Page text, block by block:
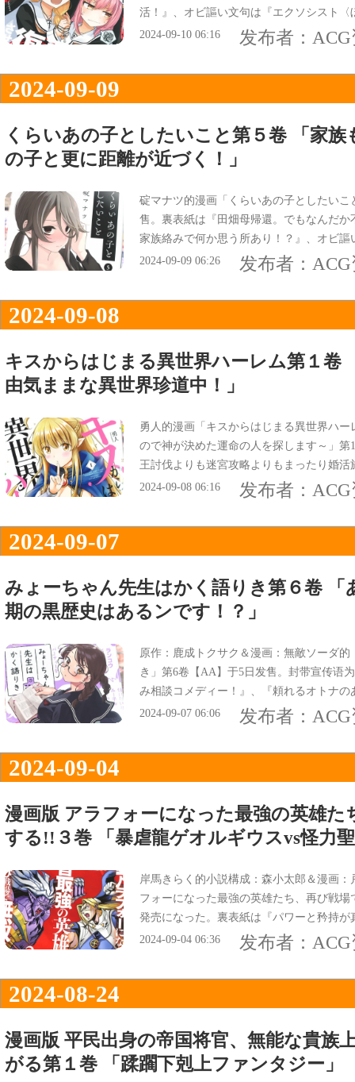
活！』、オビ謳い文句は『エクソシスト
のお友達契約！？』、『悪魔とバレたら即
2024-09-10 06:16 发布者：
2024-09-09
くらいあの子としたいこと第５卷 「家
の子と更に距離が近づく！」
碇マナツ的漫画「くらいあの子としたい
售。裏表紙は『田畑母帰還。でもなんだ
家族絡みで何か思う所あり！？』、オビ
あの子と更に距離が近づく第5巻！』。
2024-09-09 06:26 发布者：
2024-09-08
キスからはじまる異世界ハーレム第１卷
由気ままな異世界珍道中！」
勇人的漫画「キスからはじまる異世界ハ
ので神が決めた運命の人を探します～」
王討伐よりも迷宮攻略よりもまったり婚
探す自由気ままな異世界珍道中！』などに
2024-09-08 06:16 发布者：
2024-09-07
みょーちゃん先生はかく語りき第６卷 「
期の黒歴史はあるンです！？」
原作：鹿成トクサク＆漫画：無敵ソーダ
き」第6卷【AA】于5日发售。封带宣传语
み相談コメディー！』、『頼れるオトナ
あるンです！？』。
2024-09-07 06:06 发布者：
2024-09-04
漫画版 アラフォーになった最強の英雄た
する!!３巻 「暴虐龍ゲオルギウスvs怪力
岸馬きらく的小説構成：森小太郎＆漫画
フォーになった最強の英雄たち、再び戦
発売になった。裏表紙は『パワーと矜持
シは『暴虐龍ゲオルギウスvs怪力聖女ドー
2024-09-04 06:36 发布者：
2024-08-24
漫画版 平民出身の帝国将官、無能な貴族
がる第１巻 「蹂躙下剋上ファンタジー」